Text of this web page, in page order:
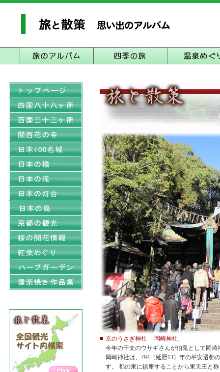
■ 京のうさぎ神社 「岡崎神社」
今年の干支のウサギさんが狛兎として岡
岡崎神社は、794（延暦13）年の平安遷都
す。 都の東に鎮座することから東天王と